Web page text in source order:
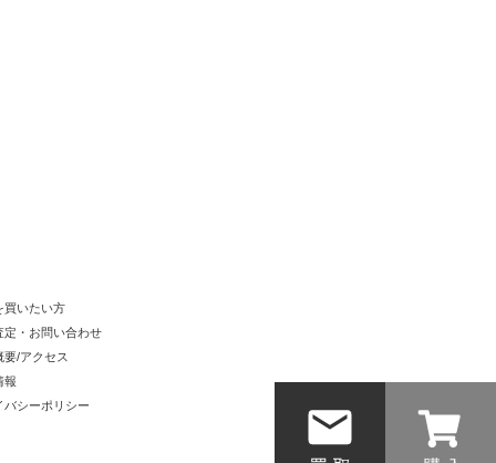
買いたい方
定・お問い合わせ
要/アクセス
報
バシーポリシー